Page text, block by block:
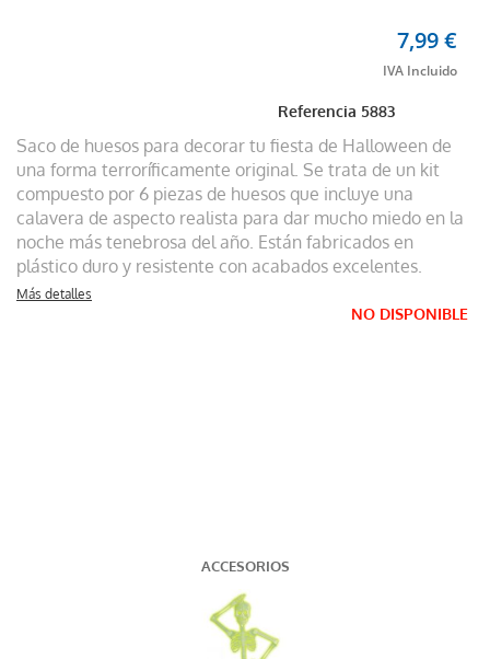
Referencia 5883
7,99 €
Saco de huesos para decorar tu fiesta de Halloween de
una forma terroríficamente original. Se trata de un kit
compuesto por 6 piezas de huesos que incluye una
calavera de aspecto realista para dar mucho miedo en la
noche más tenebrosa del año. Están fabricados en
plástico duro y resistente con acabados excelentes.
Más detalles
NO DISPONIBLE
ACCESORIOS